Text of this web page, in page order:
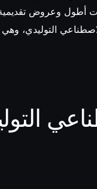
أطول وعروض
التوليدي،